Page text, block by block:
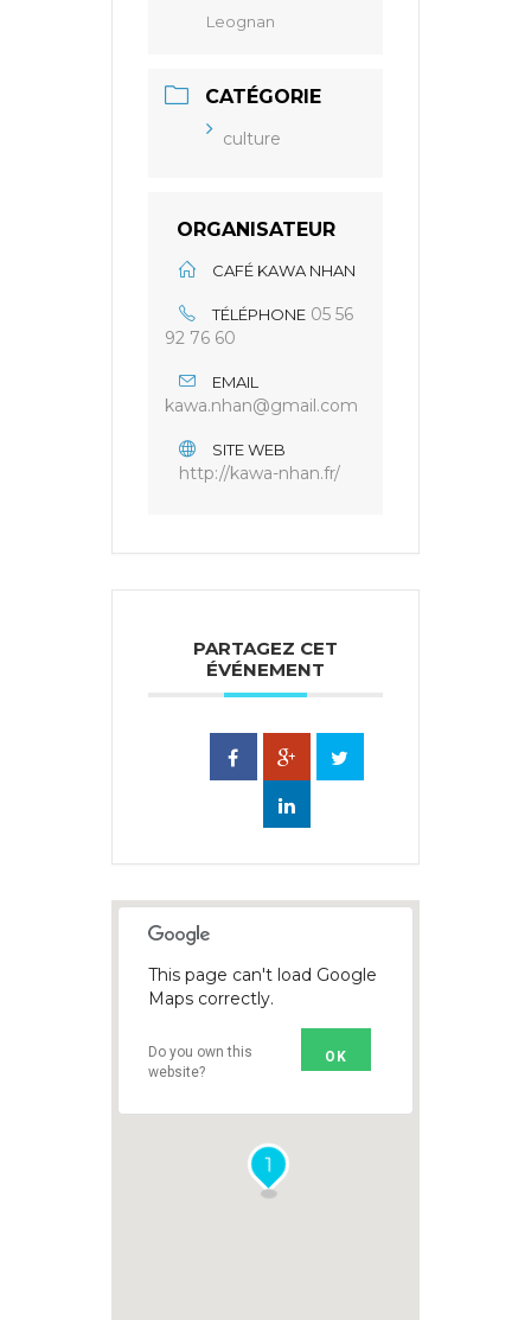
Leognan
CATÉGORIE
culture
ORGANISATEUR
CAFÉ KAWA NHAN
TÉLÉPHONE 05 56
92 76 60
EMAIL
kawa.nhan@gmail.com
SITE WEB
http://kawa-nhan.fr/
PARTAGEZ CET
ÉVÉNEMENT
1
This page can't load Google
Maps correctly.
Do you own this
website?
OK